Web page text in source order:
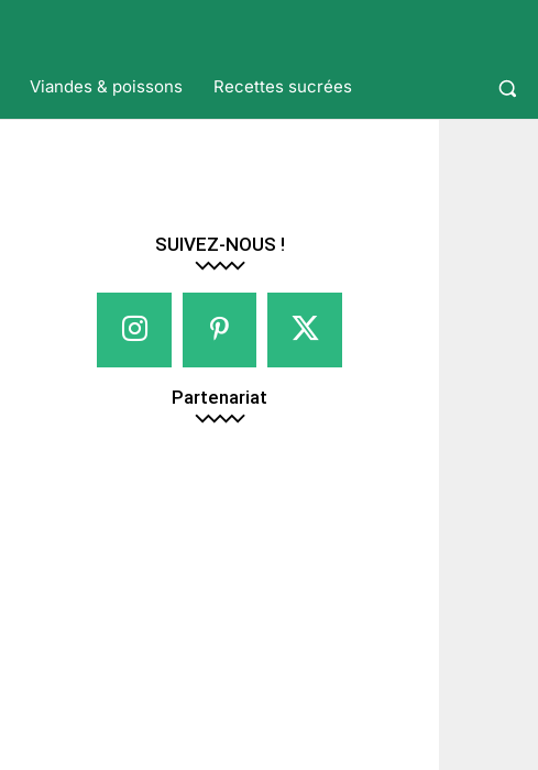
Viandes & poissons Recettes sucrées
SUIVEZ-NOUS !
Partenariat